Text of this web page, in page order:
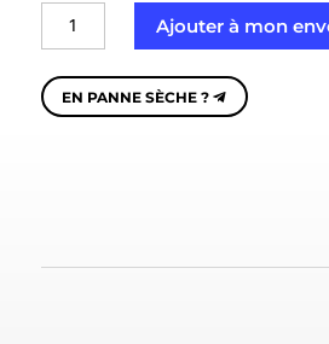
quantité
de
Canon
CL-
586
Ajouter à mon
EN PANNE SÈCHE ?